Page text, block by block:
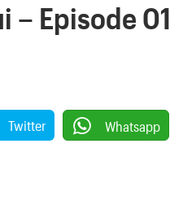
– Episode 01
Twitter Whatsapp